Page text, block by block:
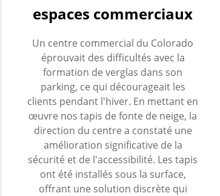
espaces commerciaux
Un centre commercial du Colorado
éprouvait des difficultés avec la
formation de verglas dans son
parking, ce qui décourageait les
clients pendant l'hiver. En mettant en
œuvre nos tapis de fonte de neige, la
direction du centre a constaté une
amélioration significative de la
sécurité et de l'accessibilité. Les tapis
ont été installés sous la surface,
offrant une solution discrète qui